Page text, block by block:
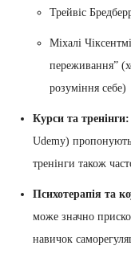
Трейвіс
Міхалі
переживання”
розуміння себе)
Курси та тренінги:
Udemy)
тренінги також
Психотерапія та
може значно
навичок